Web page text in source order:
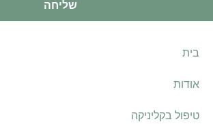
שליחה
בית
אודות
טיפול בקליניקה